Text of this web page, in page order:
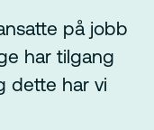
på jobb
har tilgang
dette har vi